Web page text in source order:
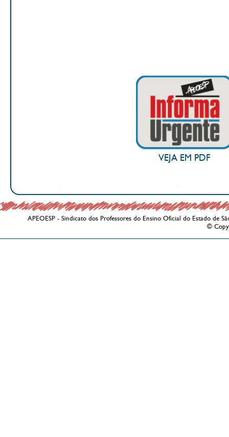
VEJA EM PDF
APEOESP - Sindicato dos Professores do Ensino Oficial do Estado de
©